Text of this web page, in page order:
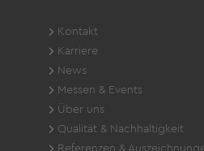
Kontakt
Karriere
News
Messen & Events
Über uns
Qualität & Nachhaltigkeit
Referenzen &